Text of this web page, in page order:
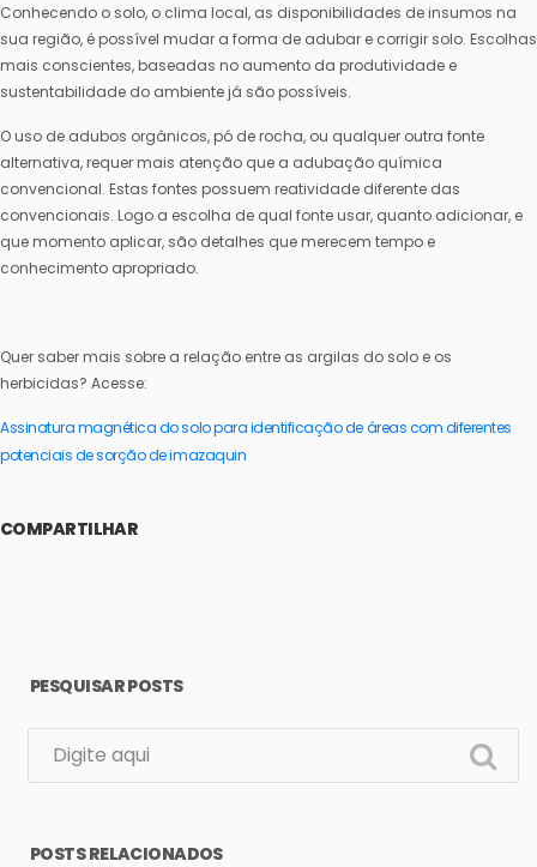
Conhecendo o solo, o clima local, as disponibilidades de insumos na
sua região, é possível mudar a forma de adubar e corrigir solo. Escolhas
mais conscientes, baseadas no aumento da produtividade e
sustentabilidade do ambiente já são possíveis.
O uso de adubos orgânicos, pó de rocha, ou qualquer outra fonte
alternativa, requer mais atenção que a adubação química
convencional. Estas fontes possuem reatividade diferente das
convencionais. Logo a escolha de qual fonte usar, quanto adicionar, e
que momento aplicar, são detalhes que merecem tempo e
conhecimento apropriado.
Quer saber mais sobre a relação entre as argilas do solo e os
herbicidas? Acesse:
Assinatura magnética do solo para identificação de áreas com diferentes
potenciais de sorção de imazaquin
COMPARTILHAR
PESQUISAR POSTS
POSTS RELACIONADOS